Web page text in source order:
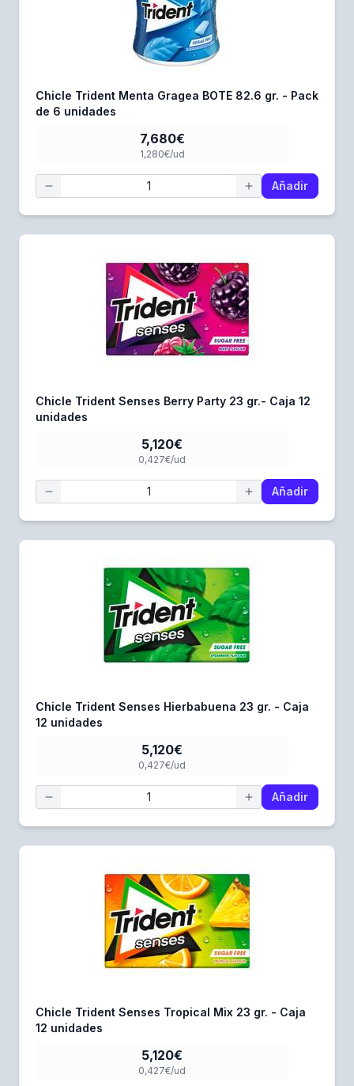
Chicle Trident Menta Gragea BOTE 82.6 gr. - Pack
de 6 unidades
7,680€
1,280€/ud
Añadir
Chicle Trident Senses Berry Party 23 gr.- Caja 12
unidades
5,120€
0,427€/ud
Añadir
Chicle Trident Senses Hierbabuena 23 gr. - Caja
12 unidades
5,120€
0,427€/ud
Añadir
Chicle Trident Senses Tropical Mix 23 gr. - Caja
12 unidades
5,120€
0,427€/ud